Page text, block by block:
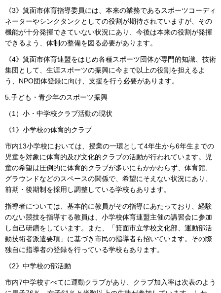
《3》箕面市体育指導委員には、本来の業務であるスポーツコーディ
ネーターやシンクタンクとしての役割が期待されていますが、その
機能が十分発揮できていない状況にあり、今後は本来の役割が発揮
できるよう、体制の整備を図る必要があります。
《4》箕面市体育連盟をはじめ各種スポーツ団体が専門的知識、技術
集団として、生涯スポーツの振興に今まで以上の役割を担えるよ
う、NPO団体登録に向け、支援を行う必要があります。
5.子ども・青少年のスポーツ振興
（1）小・中学校クラブ活動の現状
《1》小学校の体育的クラブ
市内13小学校においては、授業の一環として4年生から6年生までの
児童を対象に体育的及び文化的クラブの活動が行われています。児
童の希望は圧倒的に体育的クラブが多いにもかかわらず、体育館、
グラウンドなどのスペースの関係で、希望にそえない状況にあり、
前期・後期制を採用し調整している学校もあります。
指導者については、基本的に教員がその指導にあたっており、経験
のない競技を指導する教員は、小学校体育連盟主催の講習会に参加
し自己研鑽をしています。また、「箕面市立学校文化部、運動部活
動技術者派遣要項」に基づき市民の指導者も招いています。その際
独自に指導者の登録を行っている学校もあります。
《2》中学校の部活動
市内7中学校すべてに運動クラブがあり、クラブ加入率は次表のよう